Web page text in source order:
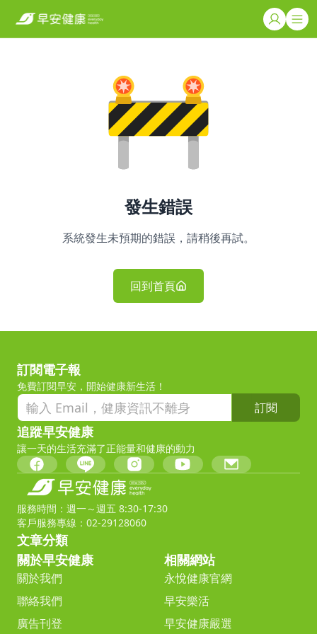
發生錯誤
系統發生未預期的錯誤，請稍後再試。
回到首頁
訂閱電子報
免費訂閱早安，開始健康新生活！
訂閱
追蹤早安健康
讓一天的生活充滿了正能量和健康的動力
服務時間：週一～週五 8:30-17:30
客戶服務專線：02-29128060
文章分類
關於早安健康
關於我們
聯絡我們
廣告刊登
相關網站
永悅健康官網
早安樂活
早安健康嚴選